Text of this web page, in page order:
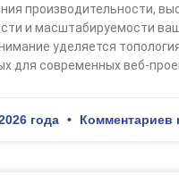
производительности,
и масштабируемости
уделяется
для современных веб-
года Комментариев